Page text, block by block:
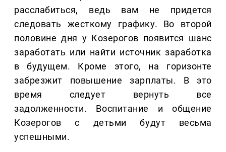
расслабиться, ведь вам не придется
следовать жесткому графику. Во второй
половине дня у Козерогов появится шанс
заработать или найти источник заработка
в будущем. Кроме этого, на горизонте
забрезжит повышение зарплаты. В это
время следует вернуть все
задолженности. Воспитание и общение
Козерогов с детьми будут весьма
успешными.